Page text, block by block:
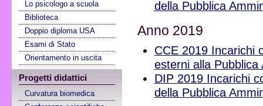
Lo psicologo a scuola
Biblioteca
Doppio diploma USA
Esami di Stato
Orientamento in uscita
Progetti didattici
Curvatura biomedica
della Pubblica
Anno 2019
CCE 2019 Incarichi
esterni alla Pubblica
DIP 2019 Incarichi
della Pubblica